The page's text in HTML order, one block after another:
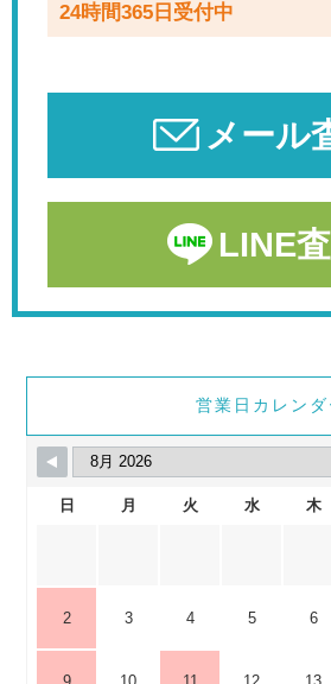
24時間365日受付中
メール
LINE
営業日カレンダ
日 月 火 水 木
2 3 4 5 6